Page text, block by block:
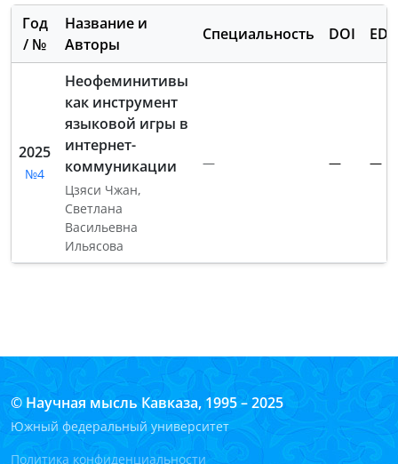
Год
/ №
Название и
Авторы
Специальность DOI
2025
№4
Неофеминитивы
как инструмент
языковой игры в
интернет-
коммуникации
Цзяси Чжан,
Светлана
Васильевна
Ильясова
— — —
© Научная мысль Кавказа, 1995 – 2025
Южный федеральный университет
Политика конфиденциальности